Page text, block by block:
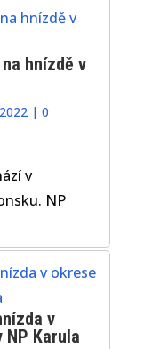
hnízdě v
|0
v
NP
v
NP Karula